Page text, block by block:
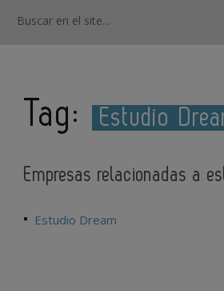
Tag: Estudio
Empresas relacionadas a
Estudio Dream